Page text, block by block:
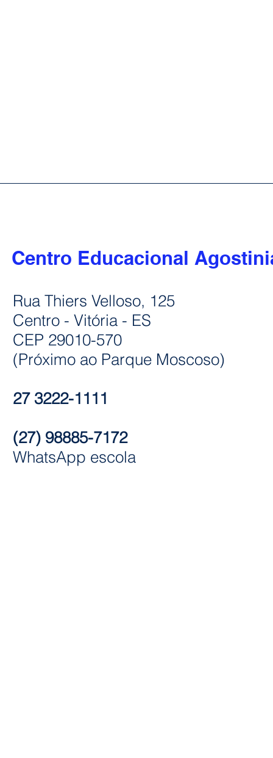
Centro Educacional
Rua Thiers Velloso, 125
Centro - Vitória - ES
CEP 29010-570
(Próximo ao Parque Moscoso)
27 3222-1111
(27) 98885-7172
WhatsApp escola